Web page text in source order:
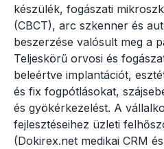
készülék, fogászati
(CBCT), arc szkenner és
beszerzése valósult meg a
Teljeskörű orvosi és
beleértve implantációt,
és fix fogpótlásokat,
és gyökérkezelést. A
fejlesztéseihez üzleti
(Dokirex.net medikai CRM